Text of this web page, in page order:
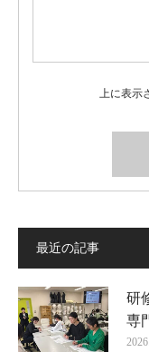
上に表示
最近の記事
研
専